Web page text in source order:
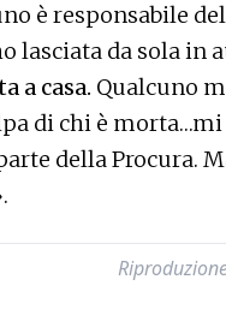
è responsabile
lasciata da sola in
a casa. Qualcuno
di chi è morta…mi
della Procura.